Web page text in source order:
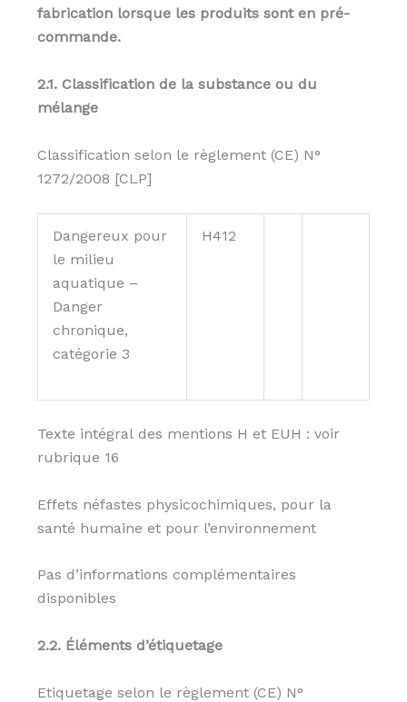
fabrication lorsque les produits sont en pré-
commande.
2.1. Classification de la substance ou du
mélange
Classification selon le règlement (CE) N°
1272/2008 [CLP]
Dangereux pour
le milieu
aquatique –
Danger
chronique,
catégorie 3
H412
Texte intégral des mentions H et EUH : voir
rubrique 16
Effets néfastes physicochimiques, pour la
santé humaine et pour l’environnement
Pas d’informations complémentaires
disponibles
2.2. Éléments d’étiquetage
Etiquetage selon le règlement (CE) N°